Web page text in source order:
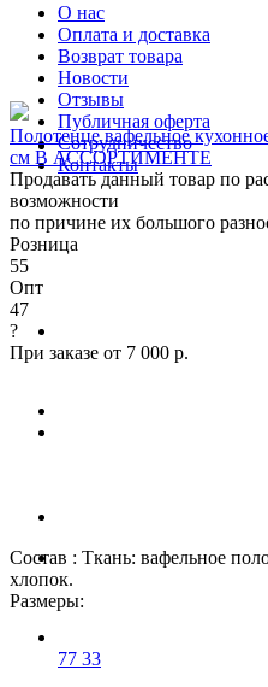
Состав : Ткань: вафельное
хлопок.
Размеры:
Полотенце вафельное
см В АССОРТИМЕНТЕ
Продавать данный товар по
возможности
по причине их большого
Розница
55
Опт
47
?
При заказе от 7 000 р.
О нас
Оплата и доставка
Возврат товара
Новости
Отзывы
Публичная оферта
Сотрудничество
Контакты
77 33